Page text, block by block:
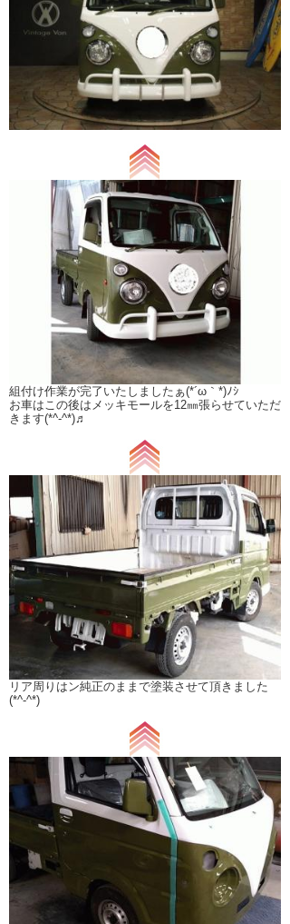
組付け作業が完了いたしましたぁ(*´ω｀*)ﾉｼ
お車はこの後はメッキモールを12㎜張らせていただ
きます(*^-^*)♬
リア周りはン純正のままで塗装させて頂きました
(*^-^*)